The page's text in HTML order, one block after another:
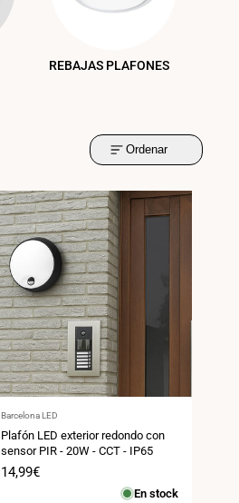
REBAJAS PLAFONES
Ordenar
Proveedor:
Barcelona LED
Plafón LED exterior redondo con
sensor PIR - 20W - CCT - IP65
Precio
14,99€
En stock